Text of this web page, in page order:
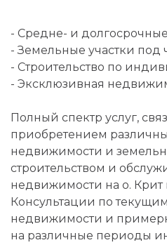
- Средне- и
- Земельные участки под
- Строительство по
- Эксклюзивная
Полный спектр услуг,
приобретением
недвижимости и
строительством и
недвижимости на о. Крит
Консультации по
недвижимости и
на различные периоды